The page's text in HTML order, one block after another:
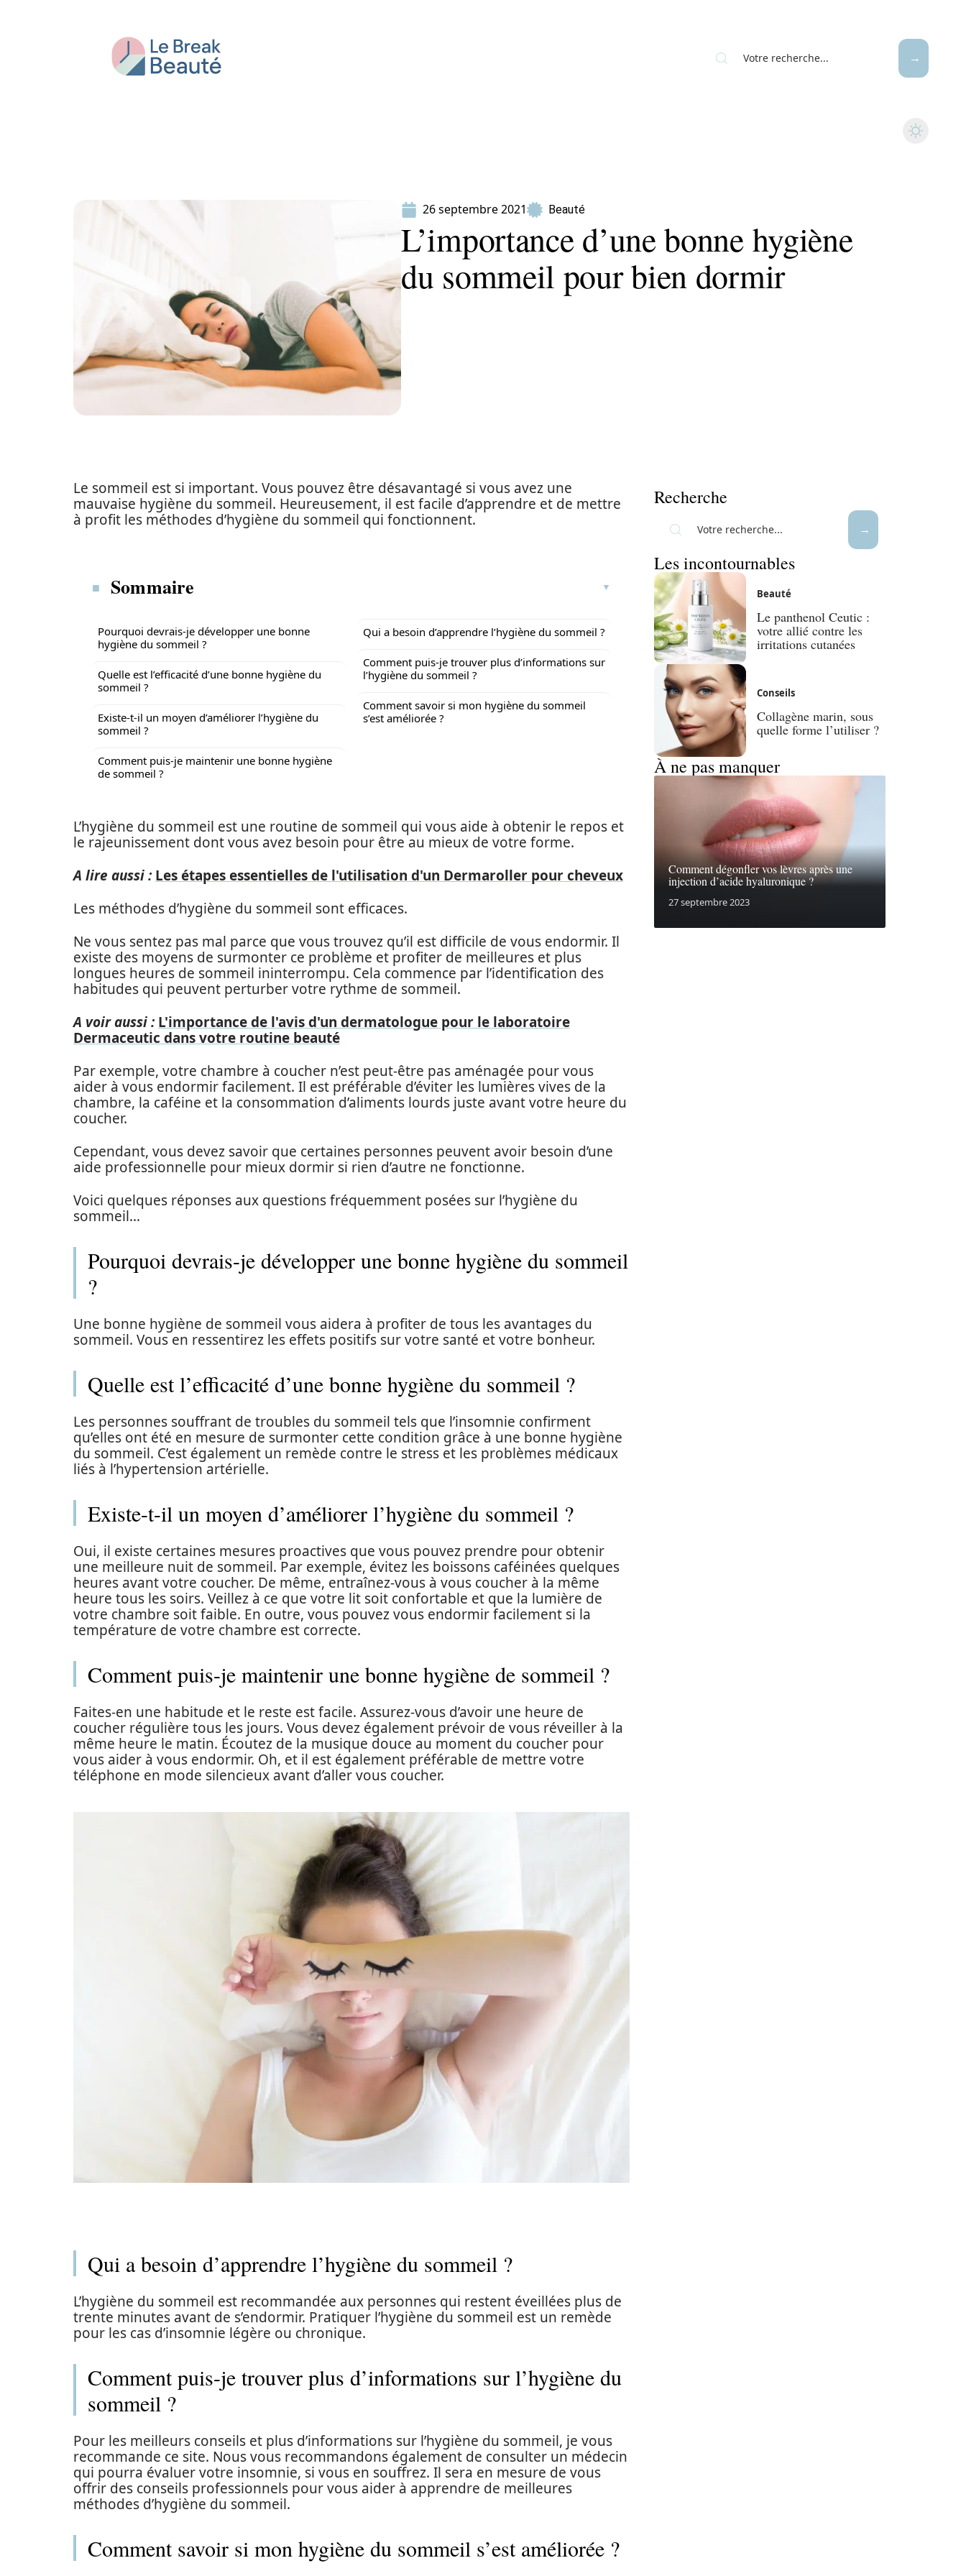
26 septembre 2021 Beauté
L’importance d’une bonne hygiène
du sommeil pour bien dormir
Le sommeil est si important. Vous pouvez être désavantagé si vous avez une
mauvaise hygiène du sommeil. Heureusement, il est facile d’apprendre et de mettre
à profit les méthodes d’hygiène du sommeil qui fonctionnent.
Sommaire
Pourquoi devrais-je développer une bonne
hygiène du sommeil ?
Quelle est l’efficacité d’une bonne hygiène du
sommeil ?
Existe-t-il un moyen d’améliorer l’hygiène du
sommeil ?
Comment puis-je maintenir une bonne hygiène
de sommeil ?
Qui a besoin d’apprendre l’hygiène du sommeil ?
Comment puis-je trouver plus d’informations sur
l’hygiène du sommeil ?
Comment savoir si mon hygiène du sommeil
s’est améliorée ?
L’hygiène du sommeil est une routine de sommeil qui vous aide à obtenir le repos et
le rajeunissement dont vous avez besoin pour être au mieux de votre forme.
A lire aussi : Les étapes essentielles de l'utilisation d'un Dermaroller pour cheveux
Les méthodes d’hygiène du sommeil sont efficaces.
Ne vous sentez pas mal parce que vous trouvez qu’il est difficile de vous endormir. Il
existe des moyens de surmonter ce problème et profiter de meilleures et plus
longues heures de sommeil ininterrompu. Cela commence par l’identification des
habitudes qui peuvent perturber votre rythme de sommeil.
A voir aussi : L'importance de l'avis d'un dermatologue pour le laboratoire
Dermaceutic dans votre routine beauté
Par exemple, votre chambre à coucher n’est peut-être pas aménagée pour vous
aider à vous endormir facilement. Il est préférable d’éviter les lumières vives de la
chambre, la caféine et la consommation d’aliments lourds juste avant votre heure du
coucher.
Cependant, vous devez savoir que certaines personnes peuvent avoir besoin d’une
aide professionnelle pour mieux dormir si rien d’autre ne fonctionne.
Voici quelques réponses aux questions fréquemment posées sur l’hygiène du
sommeil…
Pourquoi devrais-je développer une bonne hygiène du sommeil
?
Une bonne hygiène de sommeil vous aidera à profiter de tous les avantages du
sommeil. Vous en ressentirez les effets positifs sur votre santé et votre bonheur.
Quelle est l’efficacité d’une bonne hygiène du sommeil ?
Les personnes souffrant de troubles du sommeil tels que l’insomnie confirment
qu’elles ont été en mesure de surmonter cette condition grâce à une bonne hygiène
du sommeil. C’est également un remède contre le stress et les problèmes médicaux
liés à l’hypertension artérielle.
Existe-t-il un moyen d’améliorer l’hygiène du sommeil ?
Oui, il existe certaines mesures proactives que vous pouvez prendre pour obtenir
une meilleure nuit de sommeil. Par exemple, évitez les boissons caféinées quelques
heures avant votre coucher. De même, entraînez-vous à vous coucher à la même
heure tous les soirs. Veillez à ce que votre lit soit confortable et que la lumière de
votre chambre soit faible. En outre, vous pouvez vous endormir facilement si la
température de votre chambre est correcte.
Comment puis-je maintenir une bonne hygiène de sommeil ?
Faites-en une habitude et le reste est facile. Assurez-vous d’avoir une heure de
coucher régulière tous les jours. Vous devez également prévoir de vous réveiller à la
même heure le matin. Écoutez de la musique douce au moment du coucher pour
vous aider à vous endormir. Oh, et il est également préférable de mettre votre
téléphone en mode silencieux avant d’aller vous coucher.
Qui a besoin d’apprendre l’hygiène du sommeil ?
L’hygiène du sommeil est recommandée aux personnes qui restent éveillées plus de
trente minutes avant de s’endormir. Pratiquer l’hygiène du sommeil est un remède
pour les cas d’insomnie légère ou chronique.
Comment puis-je trouver plus d’informations sur l’hygiène du
sommeil ?
Pour les meilleurs conseils et plus d’informations sur l’hygiène du sommeil, je vous
recommande ce site. Nous vous recommandons également de consulter un médecin
qui pourra évaluer votre insomnie, si vous en souffrez. Il sera en mesure de vous
offrir des conseils professionnels pour vous aider à apprendre de meilleures
méthodes d’hygiène du sommeil.
Comment savoir si mon hygiène du sommeil s’est améliorée ?
Recherche
Les incontournables
Beauté
Le panthenol Ceutic :
votre allié contre les
irritations cutanées
Conseils
Collagène marin, sous
quelle forme l’utiliser ?
À ne pas manquer
Comment dégonfler vos lèvres après une
injection d’acide hyaluronique ?
27 septembre 2023